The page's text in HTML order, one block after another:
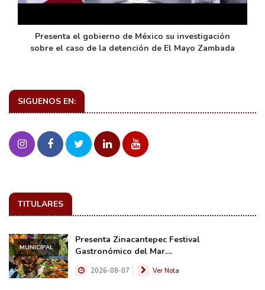
Presenta el gobierno de México su investigación
sobre el caso de la detención de El Mayo Zambada
SIGUENOS EN:
TITULARES
MUNICIPAL
Presenta Zinacantepec Festival
Gastronómico del Mar....
2026-08-07 Ver Nota